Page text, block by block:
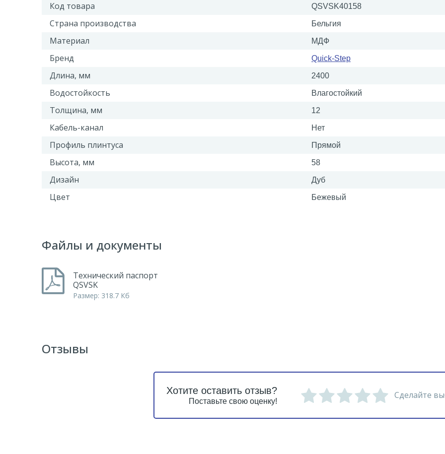
Код товара QSVSK40158
Страна производства Бельгия
Материал МДФ
Бренд Quick-Step
Длина, мм 2400
Водостойкость Влагостойкий
Толщина, мм 12
Кабель-канал Нет
Профиль плинтуса Прямой
Высота, мм 58
Дизайн Дуб
Цвет Бежевый
Файлы и документы
Технический паспорт
QSVSK
Размер: 318.7 Кб
Отзывы
Хотите оставить отзыв?
Поставьте свою оценку!
Сделайте